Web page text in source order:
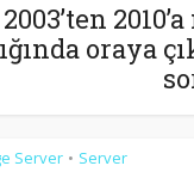
oraya
Server • Server